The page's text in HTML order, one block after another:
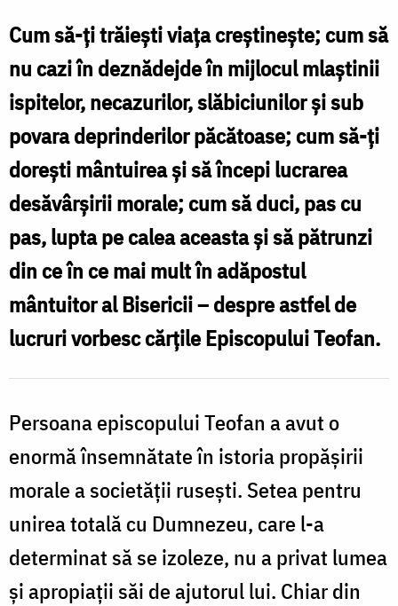
–
sfântul
care
îndrumat
de
oameni
în
viaţa
lor
duhovnicească
Cum să-ţi trăieşti viaţa creştineşte; cum să
nu cazi în deznădejde în mijlocul mlaştinii
ispitelor, necazurilor, slăbiciunilor şi sub
povara deprinderilor păcătoase; cum să-ţi
doreşti mântuirea şi să începi lucrarea
desăvârşi­rii morale; cum să duci, pas cu
pas, lupta pe ca­lea aceasta şi să pătrunzi
din ce în ce mai mult în adăpostul
mântuitor al Bisericii – despre astfel de
lucruri vorbesc cărţile Episcopului Teofan.
Persoana episcopului Teofan a avut o
enormă însemnătate în istoria propăşirii
morale a societăţii ruseşti. Setea pentru
unirea totală cu Dumnezeu, care l-a
determinat să se izoleze, nu a privat lu­mea
şi apropiaţii săi de ajutorul lui. Chiar din